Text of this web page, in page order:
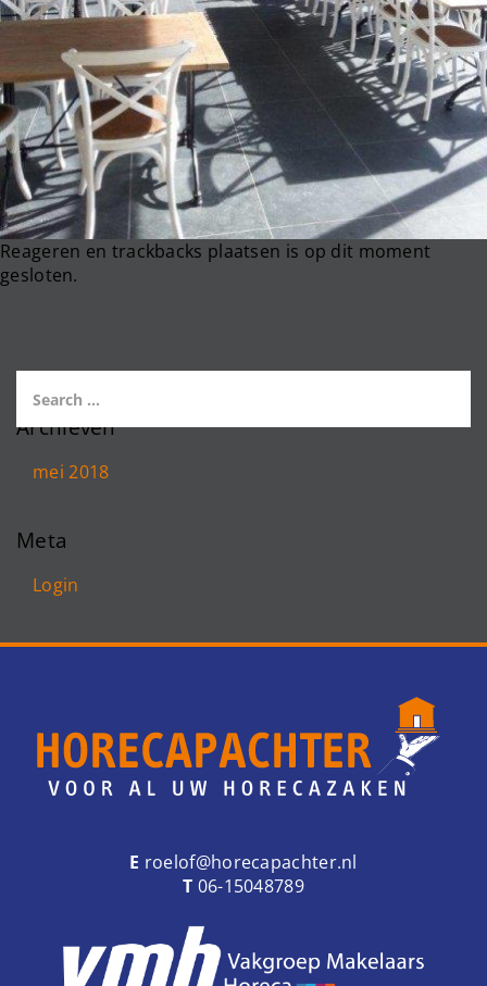
Reageren en trackbacks plaatsen is op dit moment
gesloten.
Archieven
mei 2018
Meta
Login
E roelof@horecapachter.nl
T 06-15048789